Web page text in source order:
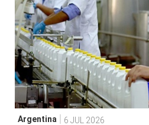
Argentina 6 JUL 2026